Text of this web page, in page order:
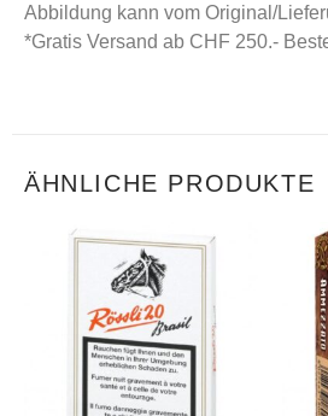
Abbildung kann vom Original/
*Gratis Versand ab CHF 250.-
ÄHNLICHE PRODUKTE